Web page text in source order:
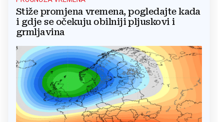
Stiže promjena vremena, pogledajte kada
i gdje se očekuju obilniji pljuskovi i
grmljavina